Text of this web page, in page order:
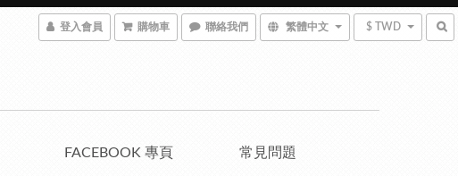
登入會員 購物車 聯絡我們 繁體中文 $ TWD
FACEBOOK 專頁 常見問題